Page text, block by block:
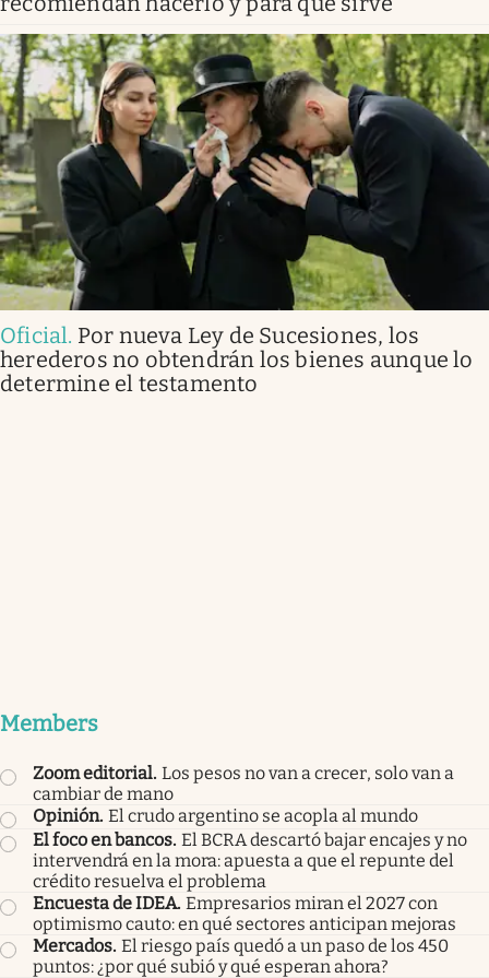
Oficial. Por nueva Ley de Sucesiones, los
herederos no obtendrán los bienes aunque lo
determine el testamento
Members
Zoom editorial. Los pesos no van a crecer, solo van a
cambiar de mano
Opinión. El crudo argentino se acopla al mundo
El foco en bancos. El BCRA descartó bajar encajes y no
intervendrá en la mora: apuesta a que el repunte del
crédito resuelva el problema
Encuesta de IDEA. Empresarios miran el 2027 con
optimismo cauto: en qué sectores anticipan mejoras
Mercados. El riesgo país quedó a un paso de los 450
puntos: ¿por qué subió y qué esperan ahora?